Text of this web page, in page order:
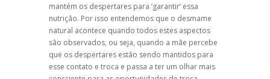
mantém os despertares para ‘garantir’ essa
nutrição. Por isso entendemos que o desmame
natural acontece quando todos estes aspectos
são observados, ou seja, quando a mãe percebe
que os despertares estão sendo mantidos para
esse contato e troca e passa a ter um olhar mais